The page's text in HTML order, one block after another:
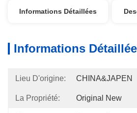
Informations Détaillées
Informations
Lieu D'origine: CHINA&JAPEN
La Propriété: Original New